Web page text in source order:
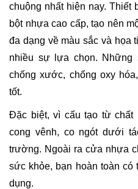
chuộng nhất hiện nay. Thiết
bột nhựa cao cấp, tạo nên
đa dạng về màu sắc và họa
nhiều sự lựa chọn. Những
chống xước, chống oxy
tốt.
Đặc biệt, vì cấu tạo từ chất
cong vênh, co ngót dưới
trường. Ngoài ra cửa nhựa
sức khỏe, bạn hoàn toàn có
dụng.